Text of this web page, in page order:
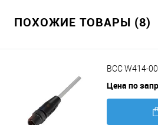
ПОХОЖИЕ ТОВАРЫ (8)
BCC W414-
Цена по